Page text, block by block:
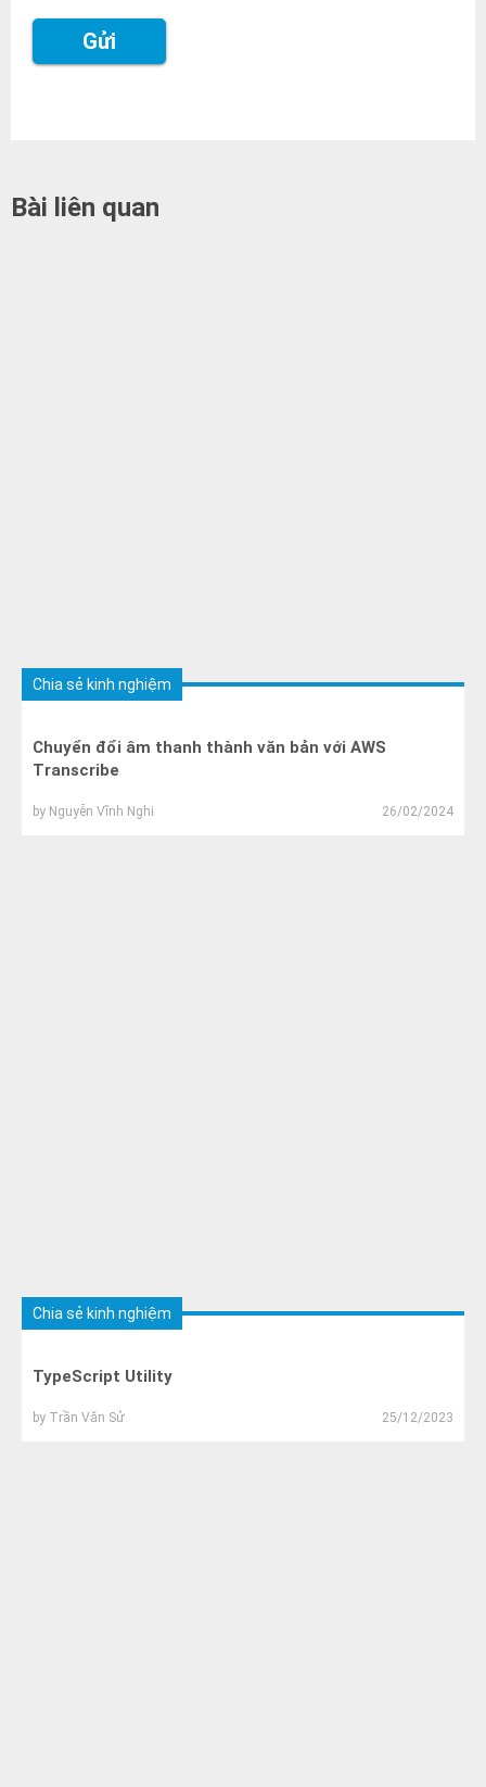
Bài liên quan
Chia sẻ kinh nghiệm
Chuyển đổi âm thanh thành văn bản với AWS
Transcribe
by Nguyễn Vĩnh Nghi 26/02/2024
Chia sẻ kinh nghiệm
TypeScript Utility
by Trần Văn Sử 25/12/2023